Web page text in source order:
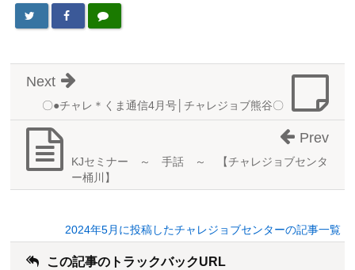
〇●チャレ＊くま通信4月号│チャレジョブ熊谷〇
Next
KJセミナー ～ 手話 ～ 【チャレジョブセンタ
ー桶川】
Prev
2024年5月に投稿したチャレジョブセンターの記事一覧
この記事のトラックバックURL